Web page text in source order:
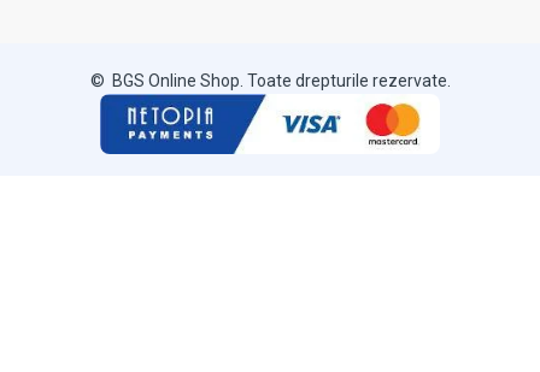
© BGS Online Shop. Toate drepturile rezervate.